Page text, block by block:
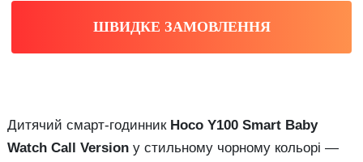
ШВИДКЕ ЗАМОВЛЕННЯ
Дитячий смарт-годинник Hoco Y100 Smart Baby
Watch Call Version у стильному чорному кольорі —